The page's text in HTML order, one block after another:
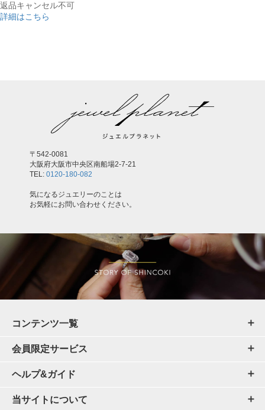
返品キャンセル不可
詳細はこちら
〒542-0081
大阪府大阪市中央区南船場2-7-21
TEL: 0120-180-082
気になるジュエリーのことは
お気軽にお問い合わせください。
コンテンツ一覧
会員限定サービス
ヘルプ&ガイド
当サイトについて